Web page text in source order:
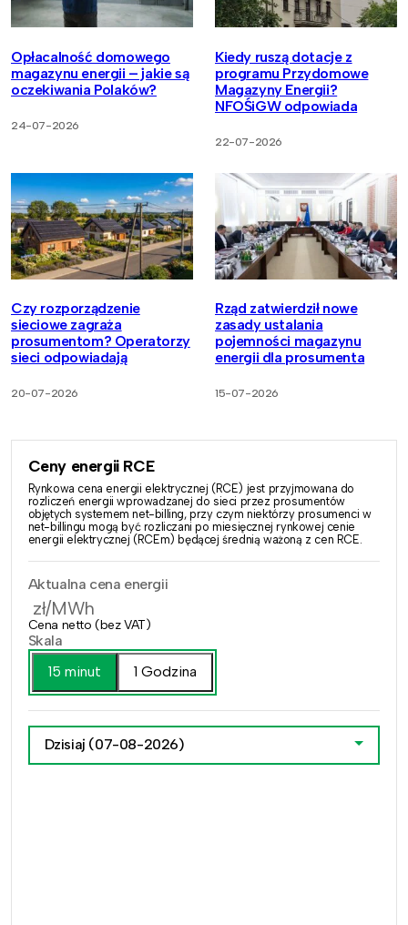
Opłacalność domowego
magazynu energii – jakie są
oczekiwania Polaków?
24-07-2026
Kiedy ruszą dotacje z
programu Przydomowe
Magazyny Energii?
NFOŚiGW odpowiada
22-07-2026
Czy rozporządzenie
sieciowe zagraża
prosumentom? Operatorzy
sieci odpowiadają
20-07-2026
Rząd zatwierdził nowe
zasady ustalania
pojemności magazynu
energii dla prosumenta
15-07-2026
Ceny energii RCE
Rynkowa cena energii elektrycznej (RCE) jest przyjmowana do
rozliczeń energii wprowadzanej do sieci przez prosumentów
objętych systemem net-billing, przy czym niektórzy prosumenci w
net-billingu mogą być rozliczani po miesięcznej rynkowej cenie
energii elektrycznej (RCEm) będącej średnią ważoną z cen RCE.
Aktualna cena energii
zł/MWh
Cena netto (bez VAT)
Skala
15 minut
1 Godzina
Dzisiaj (07-08-2026)